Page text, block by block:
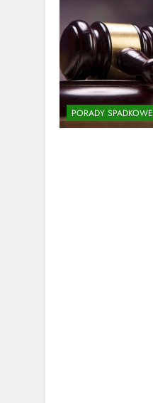
PORADY SPADKOWE